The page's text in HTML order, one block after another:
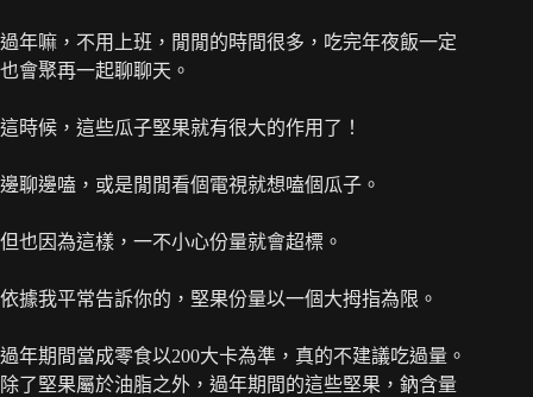
過年嘛，不用上班，閒閒的時間很多，吃完年夜飯一定
也會聚再一起聊聊天。
這時候，這些瓜子堅果就有很大的作用了！
邊聊邊嗑，或是閒閒看個電視就想嗑個瓜子。
但也因為這樣，一不小心份量就會超標。
依據我平常告訴你的，堅果份量以一個大拇指為限。
過年期間當成零食以200大卡為準，真的不建議吃過量。
除了堅果屬於油脂之外，過年期間的這些堅果，鈉含量